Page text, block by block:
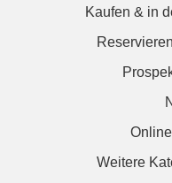
Kaufen & in
Weitere